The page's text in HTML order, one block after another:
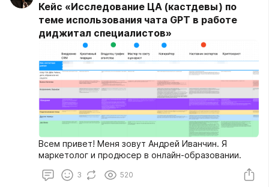
Кейс «Исследование ЦА (кастдевы) по
теме использования чата GPT в работе
диджитал специалистов»
Всем привет! Меня зовут Андрей Иванчин. Я
маркетолог и продюсер в онлайн-образовании.
3 520